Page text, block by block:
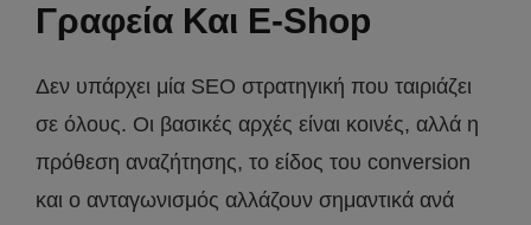
Γραφεία Και E-Shop
Δεν υπάρχει μία SEO στρατηγική που ταιριάζει
σε όλους. Οι βασικές αρχές είναι κοινές, αλλά η
πρόθεση αναζήτησης, το είδος του conversion
και ο ανταγωνισμός αλλάζουν σημαντικά ανά